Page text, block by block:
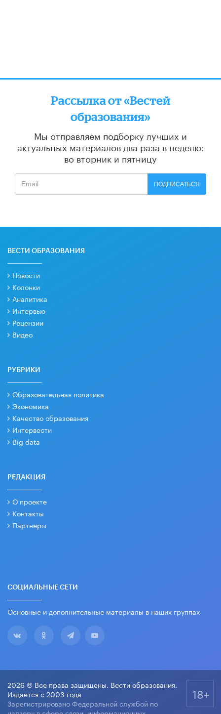
Рассылка от «Вестей
образования»
Мы отправляем подборку лучших и
актуальных материалов два раза в неделю:
во вторник и пятницу
ПОДПИСАТЬСЯ
ВЕСТИ ОБРАЗОВАНИЯ
Новости
Колонки
Аналитика
Интервью
Рецензии
Видео
РУБРИКИ
Образовательная политика
Экономика
Качество образования
Интервести
Big data
РЕДАКЦИЯ
О проекте
Контакты
Партнеры
СОЦИАЛЬНЫЕ СЕТИ
Основные и дополнительные материалы в наших группах
2026 © Все права защищены. Вести образования.
Издается с 2003 года
Зарегистрировано Федеральной службой по
18+